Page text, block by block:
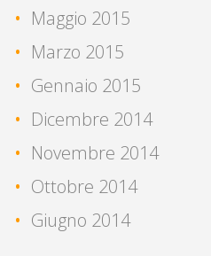
Maggio 2015
Marzo 2015
Gennaio 2015
Dicembre 2014
Novembre 2014
Ottobre 2014
Giugno 2014